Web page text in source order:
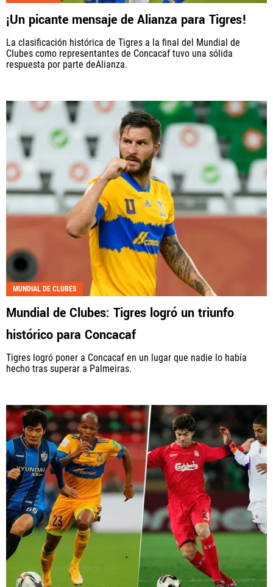
¡Un picante mensaje de Alianza para Tigres!
La clasificación histórica de Tigres a la final del Mundial de
Clubes como representantes de Concacaf tuvo una sólida
respuesta por parte deAlianza.
MUNDIAL DE CLUBES
Mundial de Clubes: Tigres logró un triunfo
histórico para Concacaf
Tigres logró poner a Concacaf en un lugar que nadie lo había
hecho tras superar a Palmeiras.